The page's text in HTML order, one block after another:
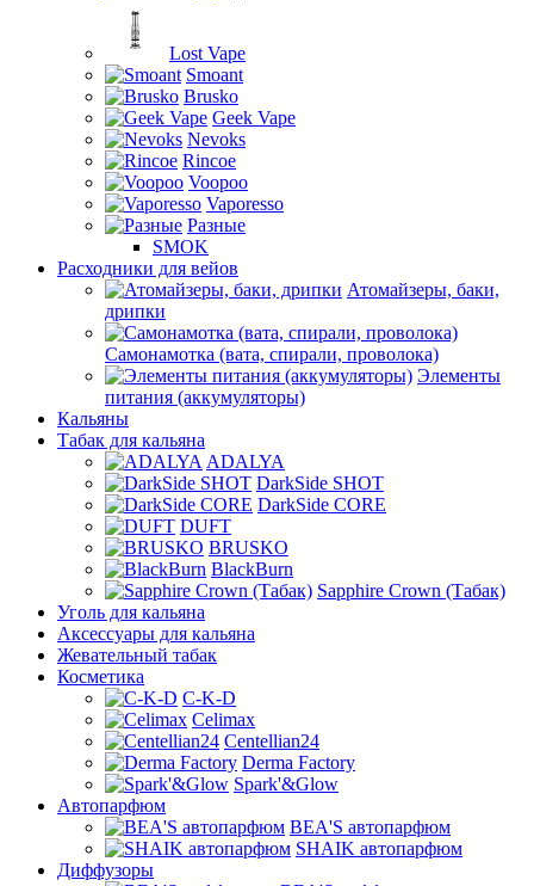
Lost Vape
Smoant
Brusko
Geek Vape
Nevoks
Rincoe
Voopoo
Vaporesso
Разные
SMOK
Расходники для вейов
Атомайзеры, баки,
дрипки
Самонамотка (вата, спирали, проволока)
Элементы
питания (аккумуляторы)
Кальяны
Табак для кальяна
ADALYA
DarkSide SHOT
DarkSide CORE
DUFT
BRUSKO
BlackBurn
Sapphire Crown (Табак)
Уголь для кальяна
Аксессуары для кальяна
Жевательный табак
Косметика
C-K-D
Celimax
Centellian24
Derma Factory
Spark'&Glow
Автопарфюм
BEA'S автопарфюм
SHAIK автопарфюм
Диффузоры